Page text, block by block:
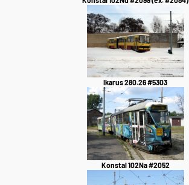
Ikarus 280.26 #5303
Konstal 102Na #2052